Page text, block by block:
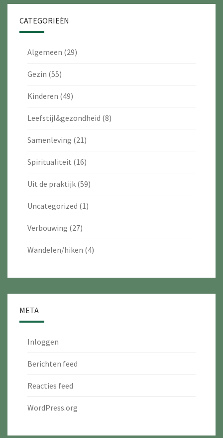
CATEGORIEËN
Algemeen (29)
Gezin (55)
Kinderen (49)
Leefstijl&gezondheid (8)
Samenleving (21)
Spiritualiteit (16)
Uit de praktijk (59)
Uncategorized (1)
Verbouwing (27)
Wandelen/hiken (4)
META
Inloggen
Berichten feed
Reacties feed
WordPress.org